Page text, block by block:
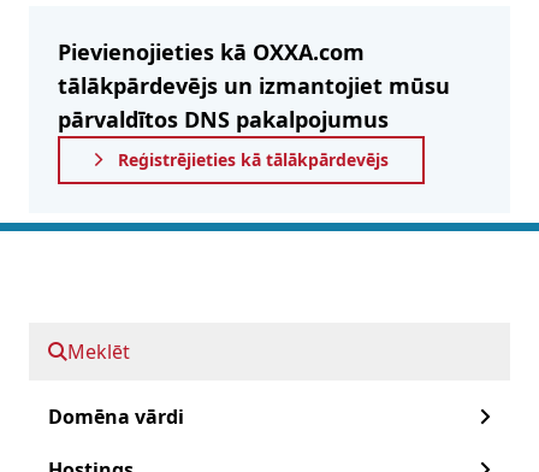
Domēna vārdi
Meklēt
Pievienojieties kā OXXA.com
tālākpārdevējs un izmantojiet mūsu
pārvaldītos DNS pakalpojumus
Reģistrējieties kā tālākpārdevējs
Pārvaldīts DNS